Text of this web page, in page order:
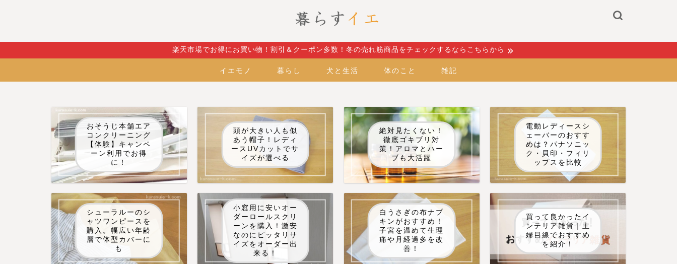
楽天市場でお得にお買い物！割引＆クーポン多数！冬の売れ筋商品をチェックするならこちらから
イエモノ 暮らし 犬と生活 体のこと 雑記
おそうじ本舗エア
コンクリーニング
【体験】キャンペ
ーン利用でお得
に！
頭が大きい人も似
あう帽子！レディ
ースUVカットでサ
イズが選べる
絶対見たくない！
徹底ゴキブリ対
策！アロマとハー
ブも大活躍
電動レディースシ
ェーバーのおすす
めは？パナソニッ
ク・貝印・フィリ
ップスを比較
シューラルーのシ
ャツワンピースを
購入。幅広い年齢
層で体型カバーに
も
小窓用に安いオー
ダーロールスクリ
ーンを購入！激安
なのにピッタリサ
イズをオーダー出
来る！
白うさぎの布ナプ
キンがおすすめ！
子宮を温めて生理
痛や月経過多を改
善！
買って良かったイ
ンテリア雑貨｜主
婦目線でおすすめ
を紹介！